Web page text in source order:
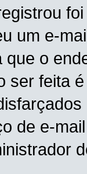
um e-
o
ser feita
de e-